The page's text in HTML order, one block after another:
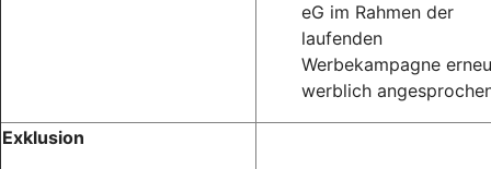
eG im Rahmen der
laufenden
Werbekampagne
werblich
Exklusion